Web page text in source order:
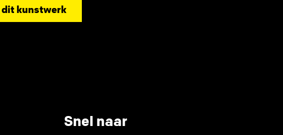
dit kunstwerk
Snel naar